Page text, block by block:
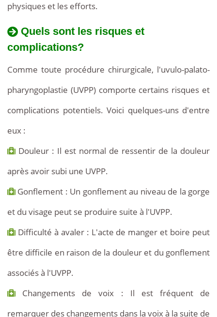
physiques et les efforts.
Quels sont les risques et
complications?
Comme toute procédure chirurgicale, l'uvulo-palato-
pharyngoplastie (UVPP) comporte certains risques et
complications potentiels. Voici quelques-uns d'entre
eux :
Douleur : Il est normal de ressentir de la douleur
après avoir subi une UVPP.
Gonflement : Un gonflement au niveau de la gorge
et du visage peut se produire suite à l'UVPP.
Difficulté à avaler : L'acte de manger et boire peut
être difficile en raison de la douleur et du gonflement
associés à l'UVPP.
Changements de voix : Il est fréquent de
remarquer des changements dans la voix à la suite de